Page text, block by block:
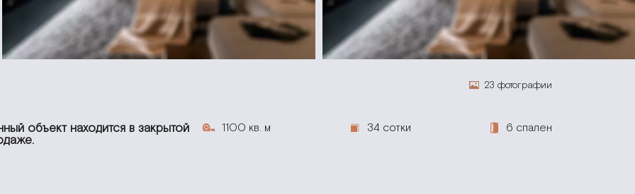
23 фотографии
объект находится в закрытой
1100 кв. м 34 сотки 6 спален